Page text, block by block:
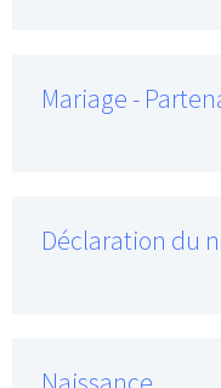
Mariage -
Déclaration du